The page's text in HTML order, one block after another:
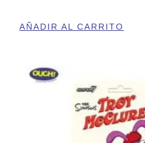
AÑADIR AL CARRITO